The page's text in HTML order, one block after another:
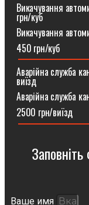
Викачування
грн/куб
Викачування
450 грн/куб
Аварійна
виїзд
Аварійна служба
2500 грн/виїзд
Ваше имя